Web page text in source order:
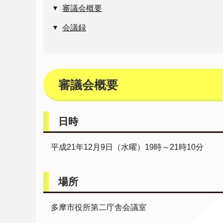
審議会概要
会議録
審議会概要
日時
平成21年12月9日（水曜）19時～21時10分
場所
多摩市役所第二庁舎会議室